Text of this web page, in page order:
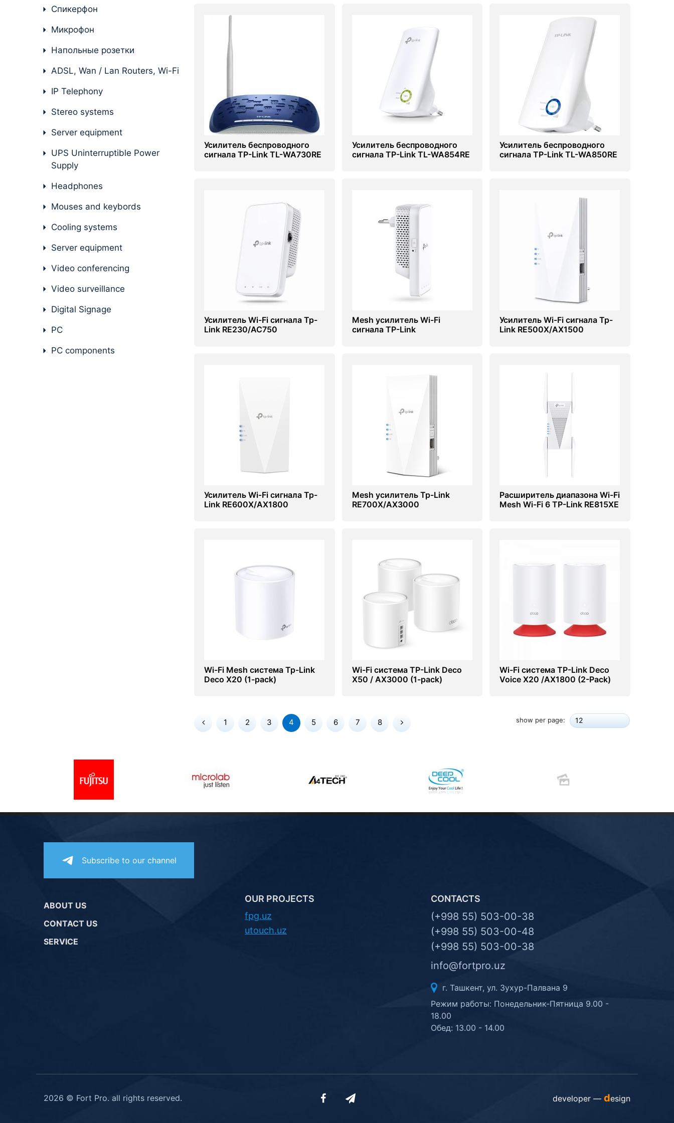
Server equipment
UPS Uninterruptible Power
Cooling systems
Server equipment
Video conferencing
Digital Signage
Video surveillance
PC
PC components
Усилитель беспроводного
сигнала TP-Link TL-WA730RE
Усилитель беспроводного
сигнала TP-Link TL-WA854RE
Усилитель беспроводного
сигнала TP-Link TL-WA850RE
Усилитель Wi-Fi сигнала Tp-
Link RE230/AC750
Mesh усилитель Wi-Fi
сигнала TP-Link
Усилитель Wi-Fi сигнала Tp-
Link RE500X/AX1500
Усилитель Wi‑Fi сигнала Tp-
Link RE600X/AX1800
Mesh усилитель Tp-Link
RE700X/AX3000
Расширитель диапазона Wi-Fi
Mesh Wi-Fi 6 TP-Link RE815XE
Wi-Fi Mesh система Tp-Link
Deco X20 (1-pack)
Wi-Fi система TP-Link Deco
X50 / AX3000 (1-pack)
Wi-Fi система TP-Link Deco
Voice X20 /AX1800 (2-Pack)
1 2 3 4 5 6 7 8 show per page: 12
Спикерфон
Микрофон
Напольные розетки
ADSL, Wan / Lan Routers, Wi-Fi
IP Telephony
Stereo systems
Server equipment
UPS Uninterruptible Power
Supply
Headphones
Mouses and keybords
Cooling systems
Server equipment
Video conferencing
Video surveillance
Digital Signage
PC
PC components
Subscribe to our channel
ABOUT US
CONTACT US
SERVICE
OUR PROJECTS
fpg.uz
utouch.uz
CONTACTS
(+998 55) 503-00-38
(+998 55) 503-00-48
(+998 55) 503-00-38
info@fortpro.uz
г. Ташкент, ул. Зухур-Палвана 9
Режим работы: Понедельник-Пятница 9.00 -
18.00
Обед: 13.00 - 14.00
developer — design
2026 © Fort Pro. all rights reserved.